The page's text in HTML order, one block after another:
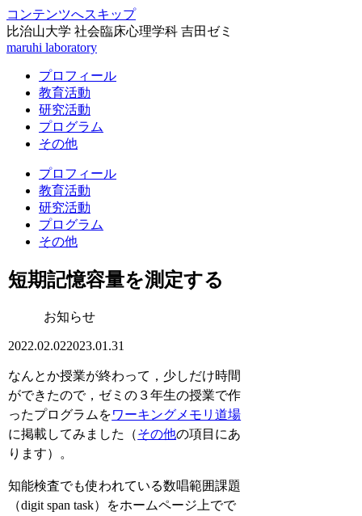
コンテンツへスキップ
比治山大学 社会臨床心理学科 吉田ゼミ
maruhi laboratory
プロフィール
教育活動
研究活動
プログラム
その他
プロフィール
教育活動
研究活動
プログラム
その他
短期記憶容量を測定する
お知らせ
2022.02.022023.01.31
なんとか授業が終わって，少しだけ時間
ができたので，ゼミの３年生の授業で作
ったプログラムをワーキングメモリ道場
に掲載してみました（その他の項目にあ
ります）。
知能検査でも使われている数唱範囲課題
（digit span task）をホームページ上でで